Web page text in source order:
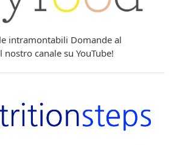
intramontabili Domande al
canale su YouTube!